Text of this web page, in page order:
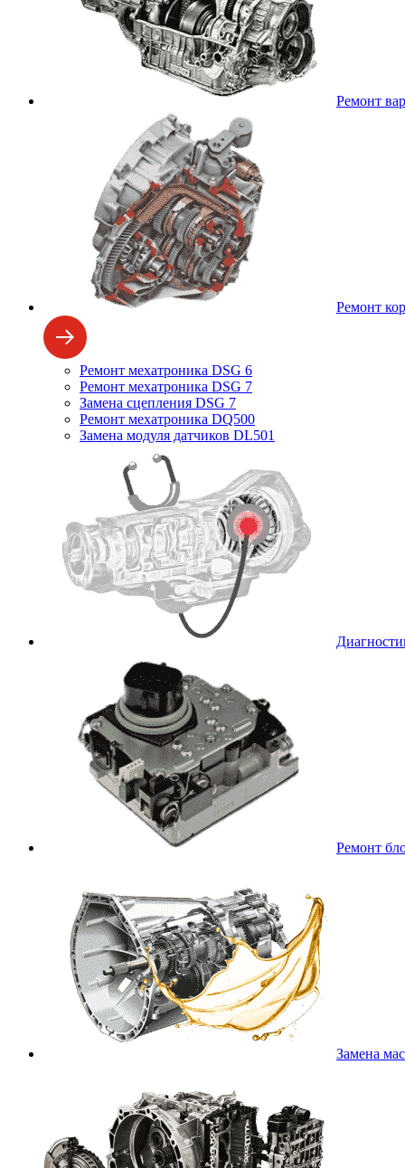
Ремонт
Ремонт
Ремонт мехатроника DSG 6
Ремонт мехатроника DSG 7
Замена сцепления DSG 7
Ремонт мехатроника DQ500
Замена модуля датчиков DL501
Ремонт
Замена